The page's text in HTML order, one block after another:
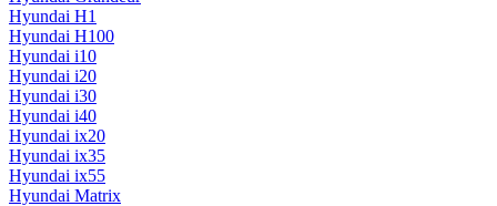
Hyundai H1
Hyundai H100
Hyundai i10
Hyundai i20
Hyundai i30
Hyundai i40
Hyundai ix20
Hyundai ix35
Hyundai ix55
Hyundai Matrix